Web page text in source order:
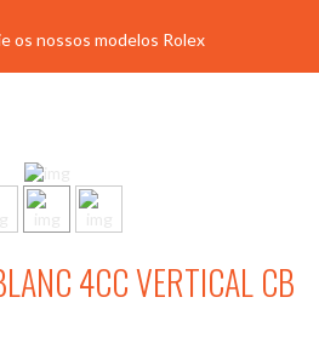
os nossos modelos Rolex
4CC VERTICAL CB